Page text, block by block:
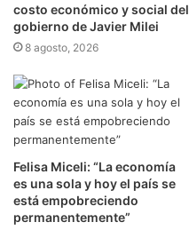
costo económico y social del
gobierno de Javier Milei
8 agosto, 2026
Felisa Miceli: “La economía
es una sola y hoy el país se
está empobreciendo
permanentemente”